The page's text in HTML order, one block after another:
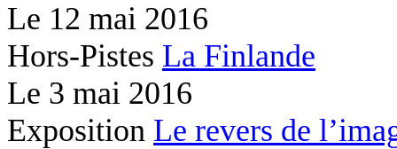
Le 12 mai 2016
Hors-Pistes La Finlande
Le 3 mai 2016
Exposition Le revers de